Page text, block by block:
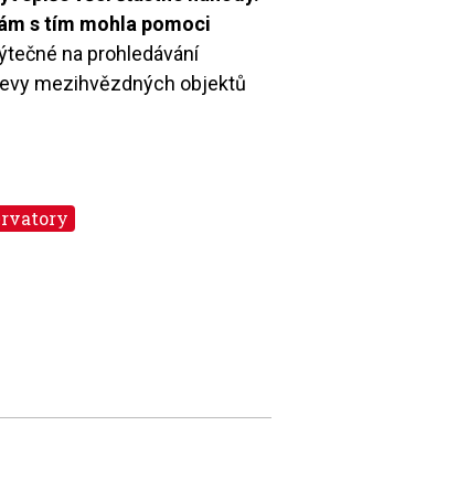
s tím mohla pomoci
na prohledávání
mezihvězdných objektů